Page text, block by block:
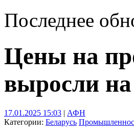
Последнее
Цены на
выросли
17.01.2025 15:03 | АФН
Категории: Беларусь